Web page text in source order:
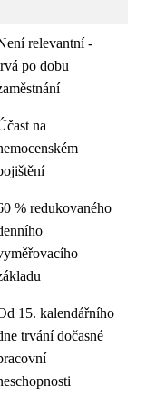
relevantní -
po dobu
na
% redukovaného
15. kalendářního
trvání dočasné